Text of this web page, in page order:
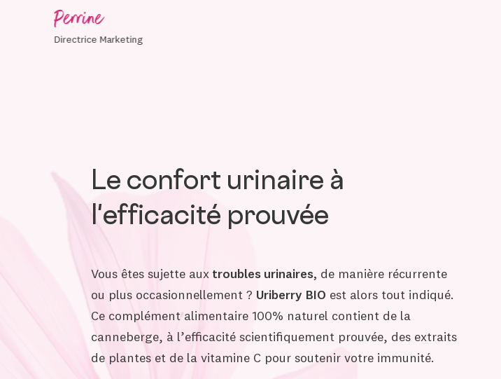
Perrine
Directrice Marketing
Le confort urinaire à
l'efficacité prouvée
Vous êtes sujette aux troubles urinaires, de manière récurrente
ou plus occasionnellement ? Uriberry BIO est alors tout indiqué.
Ce complément alimentaire 100% naturel contient de la
canneberge, à l’efficacité scientifiquement prouvée, des extraits
de plantes et de la vitamine C pour soutenir votre immunité.